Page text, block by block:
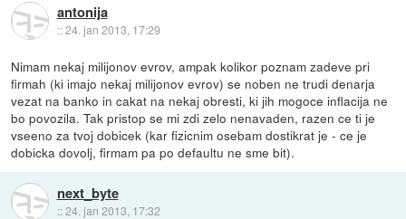
antonija
::24. jan 2013, 17:29
Nimam nekaj milijonov evrov, ampak kolikor poznam zadeve pri
firmah (ki imajo nekaj milijonov evrov) se noben ne trudi denarja
vezat na banko in cakat na nekaj obresti, ki jih mogoce inflacija ne
bo povozila. Tak pristop se mi zdi zelo nenavaden, razen ce ti je
vseeno za tvoj dobicek (kar fizicnim osebam dostikrat je - ce je
dobicka dovolj, firmam pa po defaultu ne sme bit).
next_byte
::24. jan 2013, 17:32